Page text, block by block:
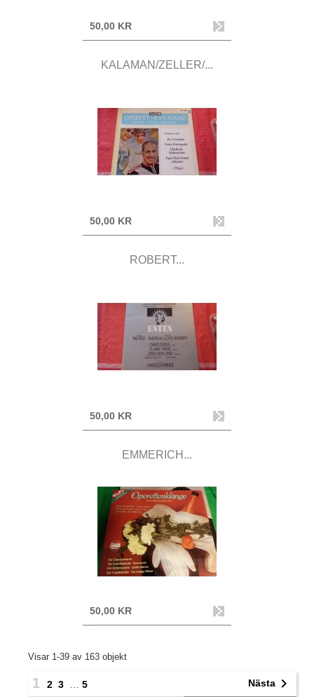
50,00 KR
KALAMAN/ZELLER/...
50,00 KR
ROBERT...
50,00 KR
EMMERICH...
50,00 KR
Visar 1-39 av 163 objekt
1 2 3 … 5 Nästa 